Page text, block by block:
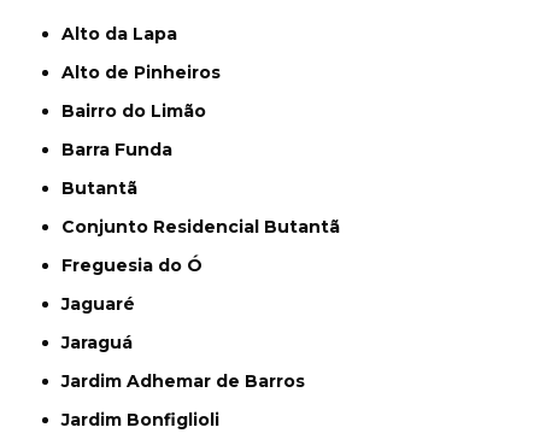
Alto da Lapa
Alto de Pinheiros
Bairro do Limão
Barra Funda
Butantã
Conjunto Residencial Butantã
Freguesia do Ó
Jaguaré
Jaraguá
Jardim Adhemar de Barros
Jardim Bonfiglioli